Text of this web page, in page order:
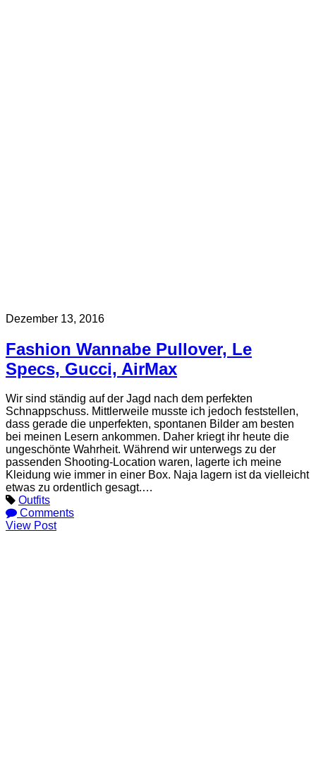
Dezember 13, 2016
Fashion Wannabe Pullover, Le
Specs, Gucci, AirMax
Wir sind ständig auf der Jagd nach dem perfekten
Schnappschuss. Mittlerweile musste ich jedoch feststellen,
dass gerade die unperfekten, spontanen Bilder am besten
bei meinen Lesern ankommen. Daher kriegt ihr heute die
ungeschönte Wahrheit. Während wir unterwegs zu der
passenden Shooting-Location waren, lagerte ich meine
Kleidung wie immer in einer Box. Naja lagern ist da vielleicht
etwas zu ordentlich gesagt.…
Outfits
Comments
View Post